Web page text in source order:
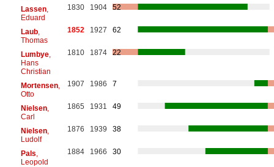
Lassen,
Eduard
1830 1904 52
Laub,
Thomas
1852 1927 62
Lumbye,
Hans
Christian
1810 1874 22
Mortensen,
Otto
1907 1986 7
Nielsen,
Carl
1865 1931 49
Nielsen,
Ludolf
1876 1939 38
Pals
Leopold
1884 1966 30